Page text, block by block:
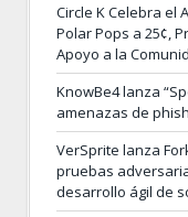
Circle K Celebra el
Polar Pops a 25¢,
Apoyo a la
KnowBe4 lanza
amenazas de
VerSprite lanza
pruebas
desarrollo ágil de